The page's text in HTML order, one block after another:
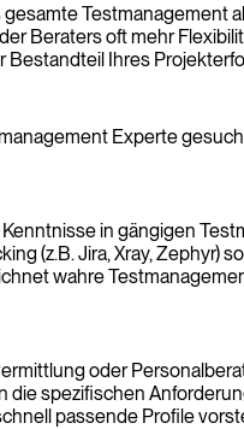
Testmanagement
Beraters oft mehr
Bestandteil Ihres
Experte
in gängigen
(z.B. Jira, Xray, Zephyr)
wahre
oder
die spezifischen
passende Profile